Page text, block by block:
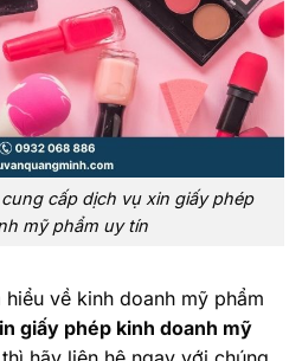
cấp dịch vụ xin giấy phép
mỹ phẩm uy tín
về kinh doanh mỹ phẩm
giấy phép kinh doanh mỹ